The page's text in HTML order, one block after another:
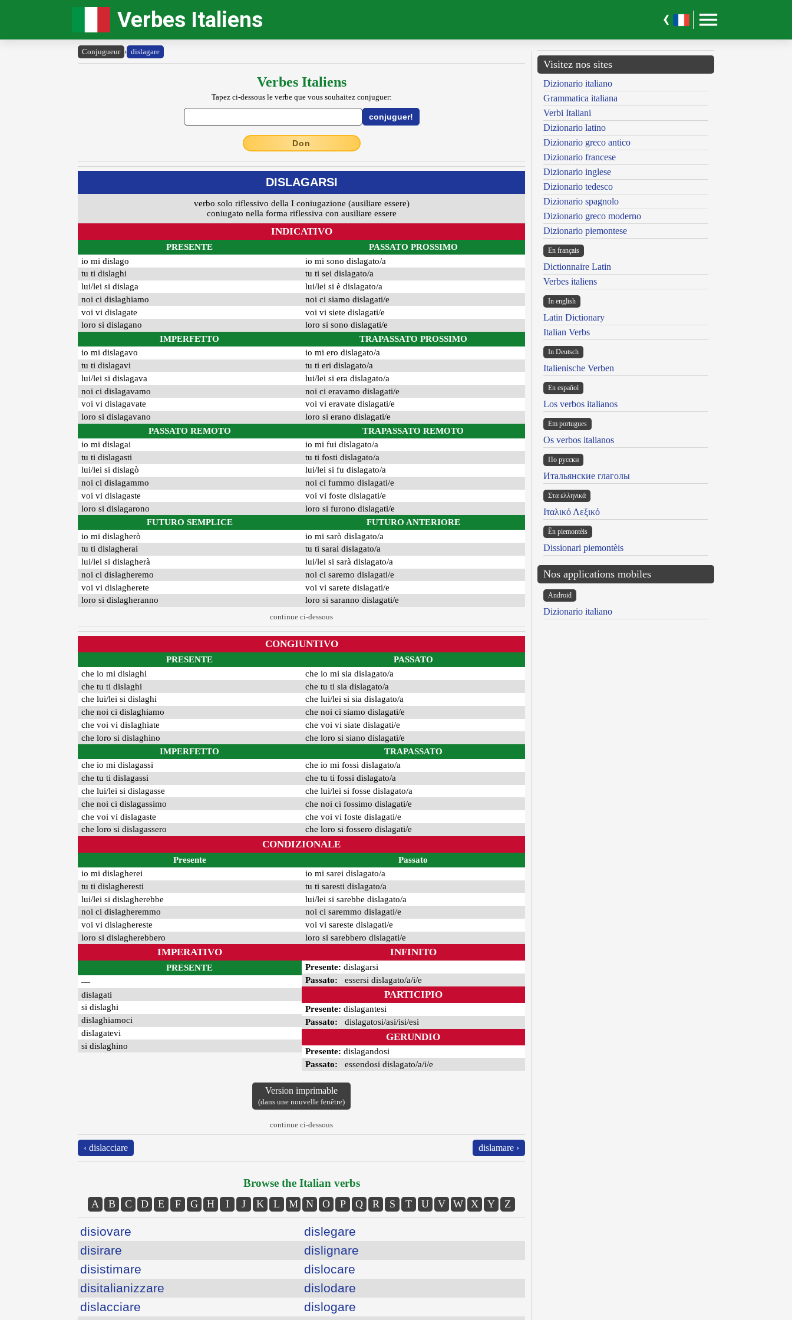
Verbes Italiens
Conjugueur › dislagare
Verbes Italiens
Tapez ci-dessous le verbe que vous souhaitez conjuguer:
Don
DISLAGARSI
verbo solo riflessivo della I coniugazione (ausiliare essere)
coniugato nella forma riflessiva con ausiliare essere
INDICATIVO
PRESENTE
io mi dislago
tu ti dislaghi
lui/lei si dislaga
noi ci dislaghiamo
voi vi dislagate
loro si dislagano
IMPERFETTO
io mi dislagavo
tu ti dislagavi
lui/lei si dislagava
noi ci dislagavamo
voi vi dislagavate
loro si dislagavano
PASSATO REMOTO
io mi dislagai
tu ti dislagasti
lui/lei si dislagò
noi ci dislagammo
voi vi dislagaste
loro si dislagarono
FUTURO SEMPLICE
io mi dislagherò
tu ti dislagherai
lui/lei si dislagherà
noi ci dislagheremo
voi vi dislagherete
loro si dislagheranno
PASSATO PROSSIMO
io mi sono dislagato/a
tu ti sei dislagato/a
lui/lei si è dislagato/a
noi ci siamo dislagati/e
voi vi siete dislagati/e
loro si sono dislagati/e
TRAPASSATO PROSSIMO
io mi ero dislagato/a
tu ti eri dislagato/a
lui/lei si era dislagato/a
noi ci eravamo dislagati/e
voi vi eravate dislagati/e
loro si erano dislagati/e
TRAPASSATO REMOTO
io mi fui dislagato/a
tu ti fosti dislagato/a
lui/lei si fu dislagato/a
noi ci fummo dislagati/e
voi vi foste dislagati/e
loro si furono dislagati/e
FUTURO ANTERIORE
io mi sarò dislagato/a
tu ti sarai dislagato/a
lui/lei si sarà dislagato/a
noi ci saremo dislagati/e
voi vi sarete dislagati/e
loro si saranno dislagati/e
continue ci-dessous
CONGIUNTIVO
PRESENTE
che io mi dislaghi
che tu ti dislaghi
che lui/lei si dislaghi
che noi ci dislaghiamo
che voi vi dislaghiate
che loro si dislaghino
IMPERFETTO
che io mi dislagassi
che tu ti dislagassi
che lui/lei si dislagasse
che noi ci dislagassimo
che voi vi dislagaste
che loro si dislagassero
PASSATO
che io mi sia dislagato/a
che tu ti sia dislagato/a
che lui/lei si sia dislagato/a
che noi ci siamo dislagati/e
che voi vi siate dislagati/e
che loro si siano dislagati/e
TRAPASSATO
che io mi fossi dislagato/a
che tu ti fossi dislagato/a
che lui/lei si fosse dislagato/a
che noi ci fossimo dislagati/e
che voi vi foste dislagati/e
che loro si fossero dislagati/e
CONDIZIONALE
Presente
io mi dislagherei
tu ti dislagheresti
lui/lei si dislagherebbe
noi ci dislagheremmo
voi vi dislaghereste
loro si dislagherebbero
Passato
io mi sarei dislagato/a
tu ti saresti dislagato/a
lui/lei si sarebbe dislagato/a
noi ci saremmo dislagati/e
voi vi sareste dislagati/e
loro si sarebbero dislagati/e
IMPERATIVO
PRESENTE
—
dislagati
si dislaghi
dislaghiamoci
dislagatevi
si dislaghino
INFINITO
Presente: dislagarsi
Passato: essersi dislagato/a/i/e
PARTICIPIO
Presente: dislagantesi
Passato: dislagatosi/asi/isi/esi
GERUNDIO
Presente: dislagandosi
Passato: essendosi dislagato/a/i/e
Version imprimable
(dans une nouvelle fenêtre)
continue ci-dessous
‹ dislacciare dislamare ›
Browse the Italian verbs
A B C D E F G H I J K L M N O P Q R S T U V W X Y Z
disiovare
disirare
disistimare
disitalianizzare
dislacciare
dislegare
dislignare
dislocare
dislodare
dislogare
Visitez nos sites
Dizionario italiano
Grammatica italiana
Verbi Italiani
Dizionario latino
Dizionario greco antico
Dizionario francese
Dizionario inglese
Dizionario tedesco
Dizionario spagnolo
Dizionario greco moderno
Dizionario piemontese
En français
Dictionnaire Latin
Verbes italiens
In english
Latin Dictionary
Italian Verbs
In Deutsch
Italienische Verben
En español
Los verbos italianos
Em portugues
Os verbos italianos
По русски
Итальянские глаголы
Στα ελληνικά
Ιταλικό Λεξικό
Ën piemontèis
Dissionari piemontèis
Nos applications mobiles
Android
Dizionario italiano